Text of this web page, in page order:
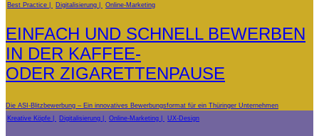
Best Practice
Digitalisierung Online-Marketing
EINFACH UND SCHNELL BEWERBEN
IN DER KAFFEE-
ODER ZIGARETTENPAUSE
Die ASI-Blitzbewerbung – Ein innovatives Bewerbungsformat für ein Thüringer Unternehmen
Kreative Köpfe
Digitalisierung Online-Marketing UX-Design